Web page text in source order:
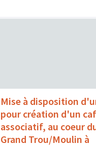
Mise à disposition
pour création d'un
associatif, au coeur
Grand Trou/Moulin à